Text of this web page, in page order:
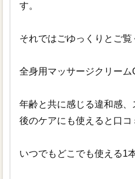
す。
それではごゆっくりとご覧
全身用マッサージクリーム
年齢と共に感じる違和感
後のケアにも使えると口コ
いつでもどこでも使える1